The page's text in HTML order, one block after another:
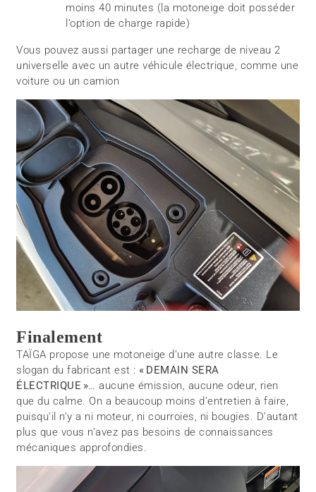
moins 40 minutes (la motoneige doit posséder
l’option de charge rapide)
Vous pouvez aussi partager une recharge de niveau 2
universelle avec un autre véhicule électrique, comme une
voiture ou un camion
Finalement
TAÏGA propose une motoneige d’une autre classe. Le
slogan du fabricant est : « DEMAIN SERA
ÉLECTRIQUE »… aucune émission, aucune odeur, rien
que du calme. On a beaucoup moins d’entretien à faire,
puisqu’il n’y a ni moteur, ni courroies, ni bougies. D’autant
plus que vous n’avez pas besoins de connaissances
mécaniques approfondies.